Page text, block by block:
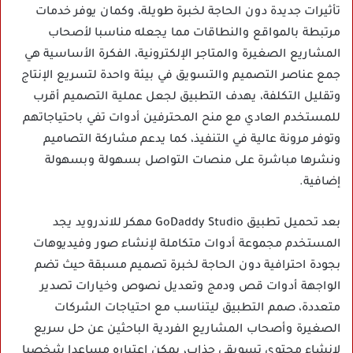
تأثيرات جديدة دون الحاجة لخبرة طويلة، وكمان يوفر خدمات
مرتبطة بالمواقع والنطاقات مما يجعله مناسبا لأصحاب
المشاريع الصغيرة والمتاجر الإلكترونية، الفكرة الأساسية هي
جمع عناصر التصميم والتسويق في بيئة واحدة لتسريع الإنتاج
وتقليل التكلفة، يهدف التطبيق لجعل عملية التصميم أقرب
للمستخدم العادي مع منح المحترفين أدوات تفي باحتياجاتهم
وتوفر مرونة عالية في التنفيذ، كما يدعم مشاركة التصاميم
ونشرها مباشرة على منصات التواصل بسهولة وبسهولة
إضافية.
بعد تحميل تطبيق GoDaddy Studio مهكر للاندرويد يجد
المستخدم مجموعة أدوات متكاملة لإنشاء صور وفيديوهات
بجودة احترافية دون الحاجة لخبرة تصميم مسبقة حيث تضم
الواجهة أدوات قص ودمج وتعديل نصوص وخيارات تصدير
متعددة، صمم التطبيق ليتناسب مع احتياجات الشركات
الصغيرة وأصحاب المشاريع الفردية الباحثين عن حل سريع